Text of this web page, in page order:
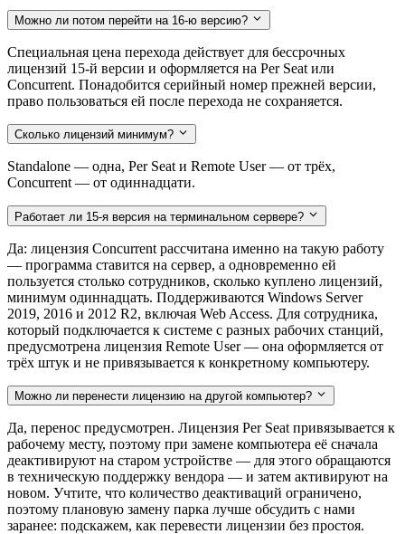
Можно ли потом перейти на 16-ю версию?
Специальная цена перехода действует для бессрочных
лицензий 15-й версии и оформляется на Per Seat или
Concurrent. Понадобится серийный номер прежней версии,
право пользоваться ей после перехода не сохраняется.
Сколько лицензий минимум?
Standalone — одна, Per Seat и Remote User — от трёх,
Concurrent — от одиннадцати.
Работает ли 15-я версия на терминальном сервере?
Да: лицензия Concurrent рассчитана именно на такую работу
— программа ставится на сервер, а одновременно ей
пользуется столько сотрудников, сколько куплено лицензий,
минимум одиннадцать. Поддерживаются Windows Server
2019, 2016 и 2012 R2, включая Web Access. Для сотрудника,
который подключается к системе с разных рабочих станций,
предусмотрена лицензия Remote User — она оформляется от
трёх штук и не привязывается к конкретному компьютеру.
Можно ли перенести лицензию на другой компьютер?
Да, перенос предусмотрен. Лицензия Per Seat привязывается к
рабочему месту, поэтому при замене компьютера её сначала
деактивируют на старом устройстве — для этого обращаются
в техническую поддержку вендора — и затем активируют на
новом. Учтите, что количество деактиваций ограничено,
поэтому плановую замену парка лучше обсудить с нами
заранее: подскажем, как перевести лицензии без простоя.